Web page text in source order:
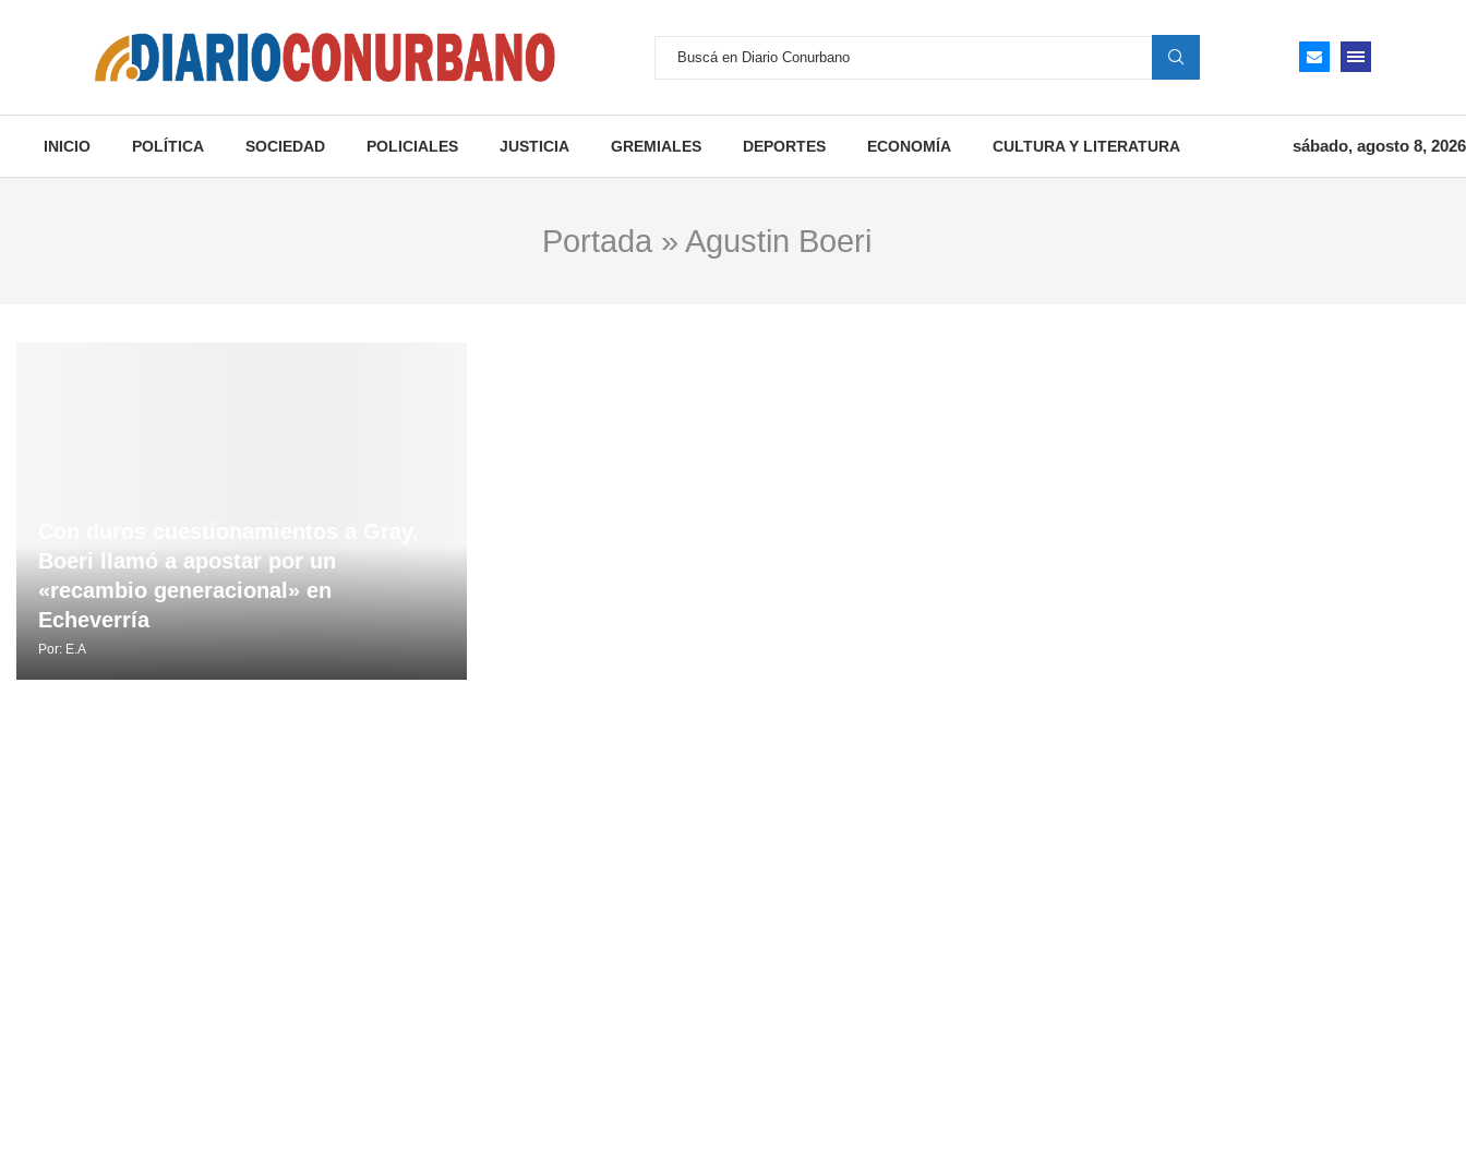
INICIO POLÍTICA SOCIEDAD POLICIALES JUSTICIA GREMIALES DEPORTES ECONOMÍA CULTURA Y LITERATURA sábado, agosto 8, 2026
Portada » Agustin Boeri
Boeri llamó a apostar por un
«recambio generacional» en
Echeverría
Por: E.A